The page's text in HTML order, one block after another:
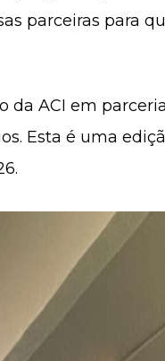
parceiras para
da ACI em
Esta é uma